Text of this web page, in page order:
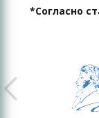
*Согласно